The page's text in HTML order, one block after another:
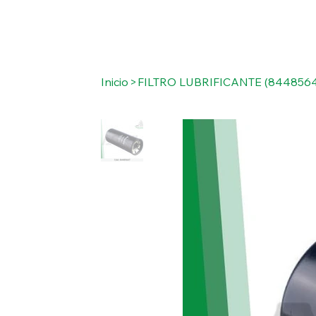
Inicio > FILTRO LUBRIFICANTE